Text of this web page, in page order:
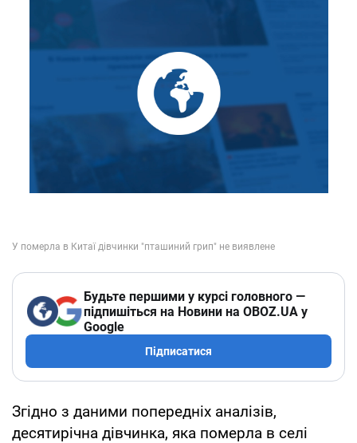
Будьте першими у курсі головного —
підпишіться на Новини на OBOZ.UA у
Google
Підписатися
Згідно з даними попередніх аналізів,
десятирічна дівчинка, яка померла в селі